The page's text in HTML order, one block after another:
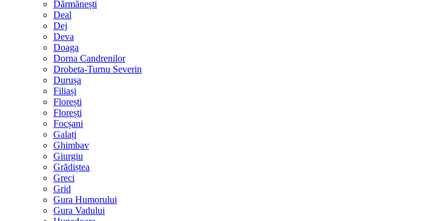
Dărmănești
Deal
Dej
Deva
Doaga
Dorna Candrenilor
Drobeta-Turnu Severin
Durușa
Filiași
Florești
Florești
Focșani
Galați
Ghimbav
Giurgiu
Grădiștea
Greci
Grid
Gura Humorului
Gura Vadului